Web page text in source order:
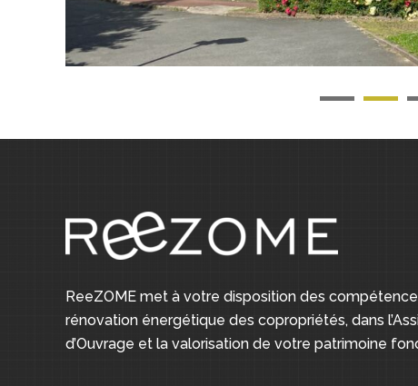
1 2
ReeZOME met à votre disposition des
rénovation énergétique des copropriétés, dans
d’Ouvrage et la valorisation de votre patrimoine